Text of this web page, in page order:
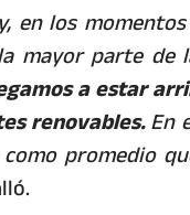
en los
mayor parte de
a estar
renovables.En
promedio